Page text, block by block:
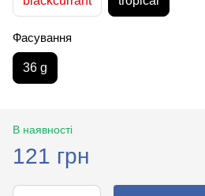
Фасування
36 g
В наявності
121 грн